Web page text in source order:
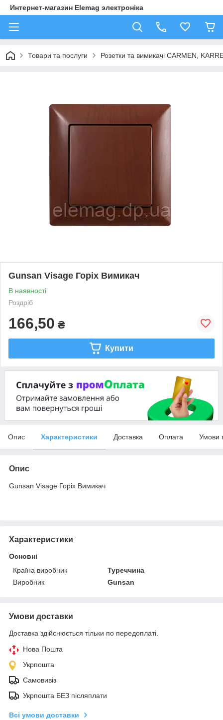
Интернет-магазин Elemag электроніка
Товари та послуги Розетки та вимикачі CARMEN,
Gunsan Visage Горіх Вимикач
В наявності
Роздріб
166,50 ₴
Купити
Опис Характеристики Доставка Оплата Умови
Опис
Gunsan Visage Горіх Вимикач
Характеристики
Основні
Країна виробник
Туреччина
Виробник
Gunsan
Умови доставки
Доставка здійснюється тільки по передоплаті.
Нова Пошта
Укрпошта
Самовивіз
Укрпошта БЕЗ післяплати
Всі умови доставки